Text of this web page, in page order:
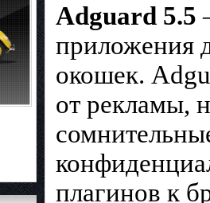
Adguard 5.5
приложения
окошек.
от рекламы,
плагинов к